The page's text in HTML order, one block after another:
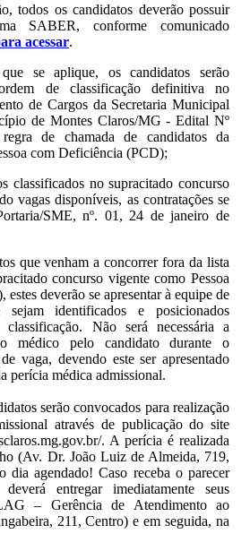
todos os candidatos deverão possuir
SABER, conforme comunicado
acessar.
se aplique, os candidatos serão
de classificação definitiva no
de Cargos da Secretaria Municipal
de Montes Claros/MG - Edital Nº
de chamada de candidatos da
com Deficiência (PCD);
classificados no supracitado concurso
vagas disponíveis, as contratações se
SME, nº. 01, 24 de janeiro de
que venham a concorrer fora da lista
concurso vigente como Pessoa
deverão se apresentar à equipe de
sejam identificados e posicionados
Não será necessária a
médico pelo candidato durante o
vaga, devendo este ser apresentado
perícia médica admissional.
serão convocados para realização
através de publicação do site
. A perícia é realizada
(Av. Dr. João Luiz de Almeida, 719,
dia agendado! Caso receba o parecer
entregar imediatamente seus
– Gerência de Atendimento ao
211, Centro) e em seguida, na